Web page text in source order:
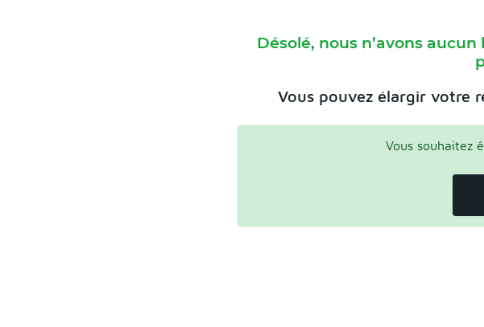
Désolé, nous n’avons
Vous pouvez élargir votre
Vous souhaitez